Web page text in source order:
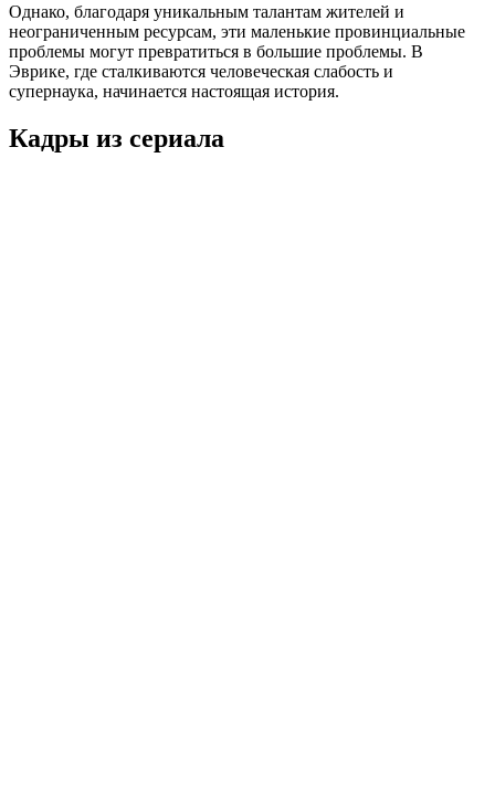
Однако, благодаря уникальным талантам жителей и
неограниченным ресурсам, эти маленькие провинциальные
проблемы могут превратиться в большие проблемы. В
Эврике, где сталкиваются человеческая слабость и
супернаука, начинается настоящая история.
Кадры из сериалa